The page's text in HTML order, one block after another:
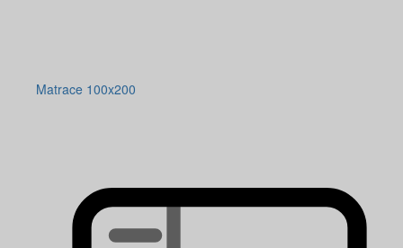
Matrace 100x200